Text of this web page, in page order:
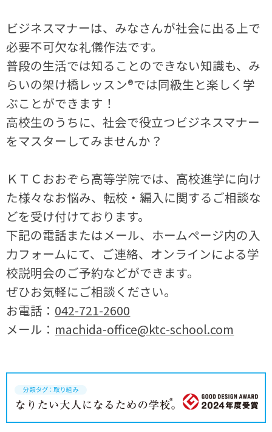
ビジネスマナーは、みなさんが社会に出る上で
必要不可欠な礼儀作法です。
普段の生活では知ることのできない知識も、み
らいの架け橋レッスン®では同級生と楽しく学
ぶことができます！
高校生のうちに、社会で役立つビジネスマナー
をマスターしてみませんか？
ＫＴＣおおぞら高等学院では、高校進学に向け
た様々なお悩み、転校・編入に関するご相談な
どを受け付けております。
下記の電話またはメール、ホームページ内の入
力フォームにて、ご連絡、オンラインによる学
校説明会のご予約などができます。
ぜひお気軽にご相談ください。
お電話： 042-721-2600
メール： machida-office@ktc-school.com